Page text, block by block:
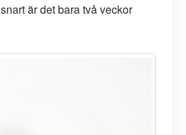
är det bara två veckor